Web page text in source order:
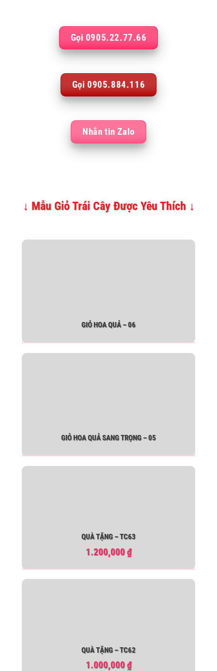
Gọi 0905.22.77.66
Gọi 0905.884.116
Nhắn tin Zalo
↓ Mẫu Giỏ Trái Cây Được Yêu Thích ↓
GIỎ HOA QUẢ – 06
GIỎ HOA QUẢ SANG TRỌNG – 05
QUÀ TẶNG – TC63
1.200,000₫
QUÀ TẶNG – TC62
1.000,000₫